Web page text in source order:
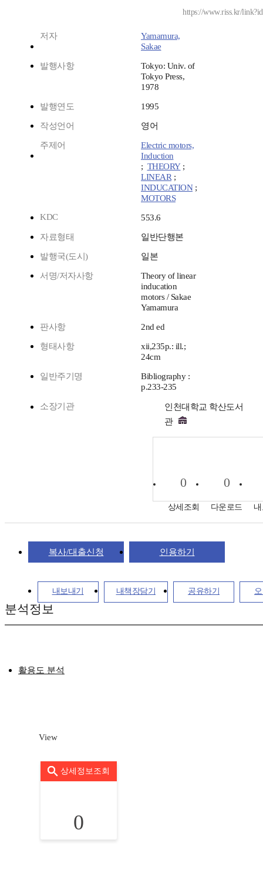
https://www.riss.kr/
저자
Yamamura,
Sakae
발행사항
Tokyo: Univ. of
Tokyo Press,
1978
발행연도 1995
작성언어 영어
주제어
Electric motors,
Induction
; THEORY;
LINEAR;
INDUCATION;
MOTORS
KDC
553.6
자료형태 일반단행본
발행국(도시) 일본
서명/저자사항
Theory of linear
inducation
motors / Sakae
Yamamura
판사항 2nd ed
형태사항
xii,235p.: ill.;
24cm
일반주기명
Bibliography :
p.233-235
소장기관
인천대학교 학산도서
관
0
상세조회
0
다운로드
복사/대출신청 인용하기
내보내기 내책장담기 공유하기
분석정보
활용도 분석
View
상세정보조회
0